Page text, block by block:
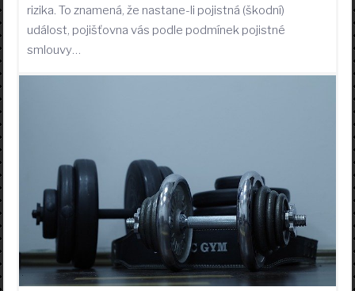
rizika. To znamená, že nastane-li pojistná (škodní)
událost, pojišťovna vás podle podmínek pojistné
smlouvy…